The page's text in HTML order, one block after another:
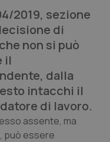
2019, sezione
di
non si può
il
dalla
intacchi il
di lavoro.
assente, ma
può essere